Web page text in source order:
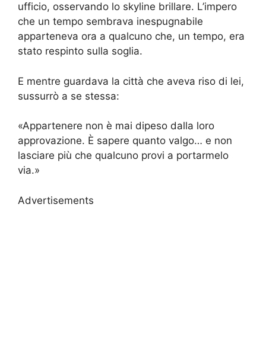
ufficio, osservando lo skyline brillare. L’impero
che un tempo sembrava inespugnabile
apparteneva ora a qualcuno che, un tempo, era
stato respinto sulla soglia.
E mentre guardava la città che aveva riso di lei,
sussurrò a se stessa:
«Appartenere non è mai dipeso dalla loro
approvazione. È sapere quanto valgo… e non
lasciare più che qualcuno provi a portarmelo
via.»
Advertisements